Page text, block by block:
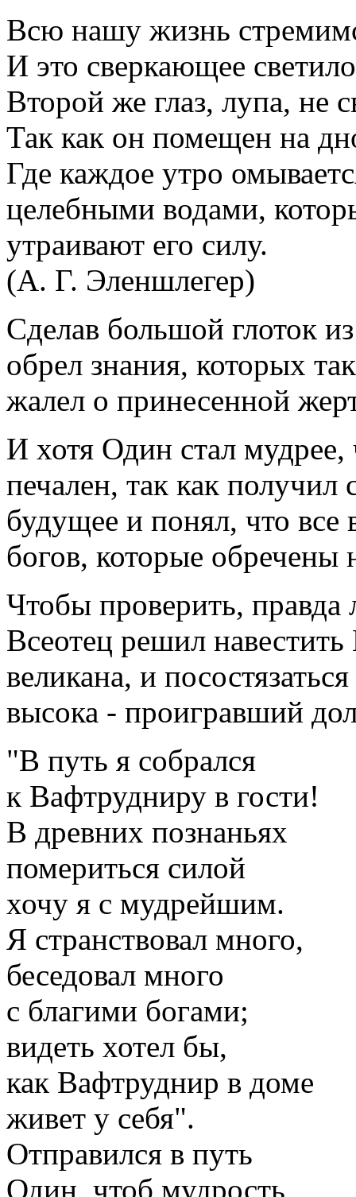
Всю нашу жизнь
И это сверкающее
Второй же глаз, лупа, не
Так как он помещен на
Где каждое утро
целебными водами,
утраивают его силу.
(А. Г. Эленшлегер)
Сделав большой глоток
обрел знания, которых
жалел о принесенной
И хотя Один стал
печален, так как получил
будущее и понял, что все
богов, которые обречены
Чтобы проверить,
Всеотец решил
великана, и
высока - проигравший
"В путь я собрался
к Вафтрудниру в гости!
В древних познаньях
помериться силой
хочу я с мудрейшим.
Я странствовал много,
беседовал много
с благими богами;
видеть хотел бы,
как Вафтруднир в доме
живет у себя".
Отправился в путь
Один, чтоб мудрость